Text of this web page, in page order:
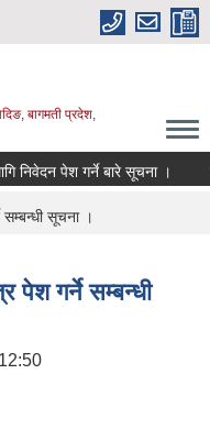
बागमती प्रदेश,
निवेदन पेश गर्ने बारे सूचना ।
सूचना ।
पेश गर्ने सम्बन्धी